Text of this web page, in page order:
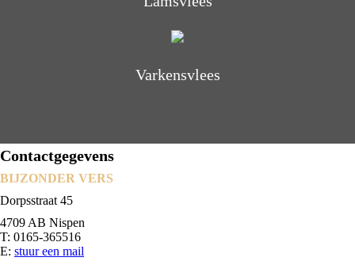
Varkensvlees
Contactgegevens
BIJZONDER VERS
Dorpsstraat 45
4709 AB Nispen
T: 0165-365516
E: stuur een mail